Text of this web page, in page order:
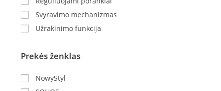
Svyravimo mechanizmas
Užrakinimo funkcija
Prekės ženklas
NowyStyl